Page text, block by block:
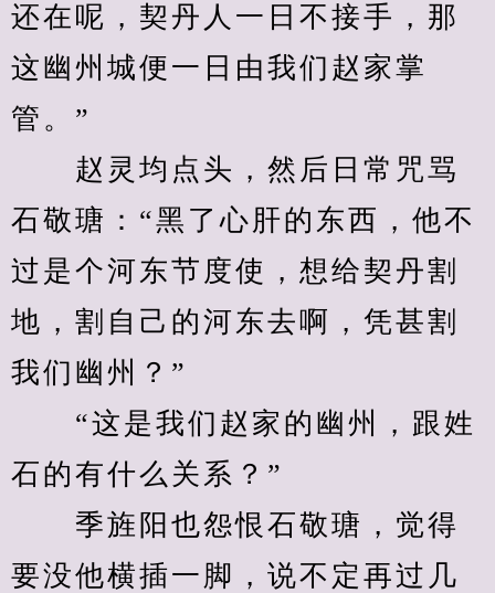
还在呢，契丹人一日不接手，那
这幽州城便一日由我们赵家掌
管。”
赵灵均点头，然后日常咒骂
石敬瑭：“黑了心肝的东西，他不
过是个河东节度使，想给契丹割
地，割自己的河东去啊，凭甚割
我们幽州？”
“这是我们赵家的幽州，跟姓
石的有什么关系？”
季旌阳也怨恨石敬瑭，觉得
要没他横插一脚，说不定再过几